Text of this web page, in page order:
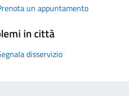
un appuntamento
in città
disservizio